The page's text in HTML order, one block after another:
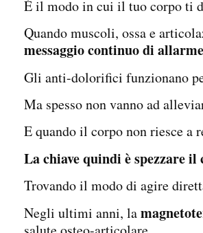
È il modo in cui il tuo corpo ti
Quando muscoli, ossa e
messaggio continuo di
Gli anti-dolorifici funzionano
Ma spesso non vanno ad
E quando il corpo non riesce a
La chiave quindi è spezzare
Trovando il modo di agire
Negli ultimi anni, la